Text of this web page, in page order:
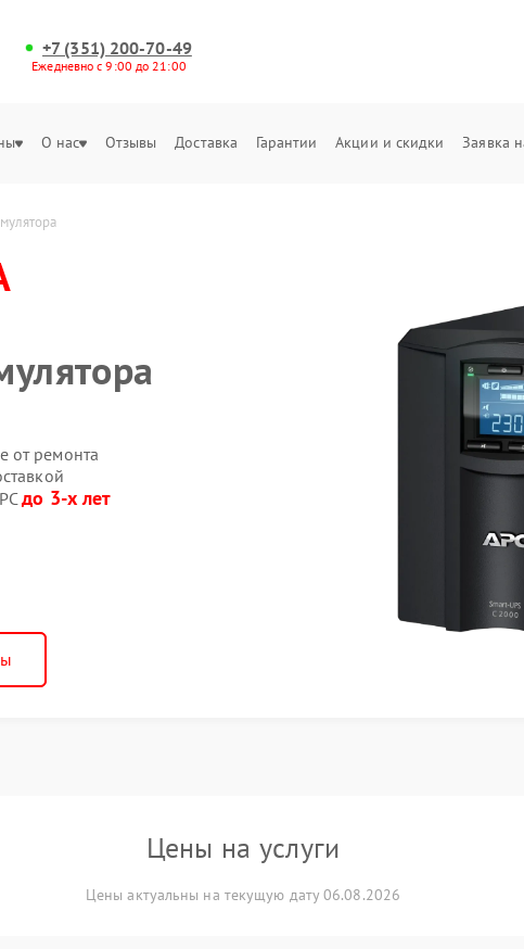
+7 (351) 200-70-49
Ежедневно с 9:00 до 21:00
О нас Отзывы Доставка Гарантии Акции и скидки Заявка
от ремонта
до 3-х лет
Цены на услуги
Цены актуальны на текущую дату 06.08.2026